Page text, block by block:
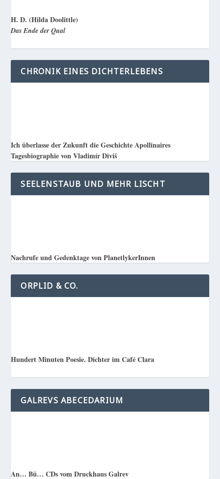
H. D. (Hilda Doolittle)
Das Ende der Qual
CHRONIK EINES DICHTERLEBENS
Ich überlasse der Zukunft die Geschichte Apollinaires
Tagesbiographie von Vladimír Diviš
SEELENSTAUB UND MEHR LISCHT
Nachrufe und Gedenktage von PlanetlykerInnen
ORPLID & CO.
Hundert Minuten Poesie. Dichter im Café Clara
GALREVS ABECEDARIUM
An… Bü… CDs vom Druckhaus Galrev